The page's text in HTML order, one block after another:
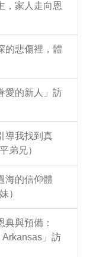
，家人走向恩
的悲傷裡，體
愛的新人」訪
導我找到真
弟兄）
海的信仰體
）
與預備：
Arkansas」訪